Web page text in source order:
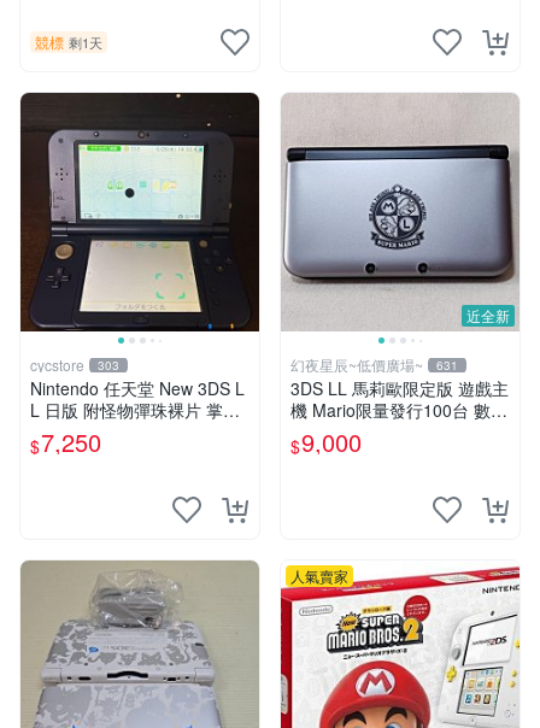
競標 剩1天
cycstore 303
Nintendo 任天堂 New 3DS L
L 日版 附怪物彈珠裸片 掌機
主機 收藏遊戲機
$7,250
近全新
幻夜星辰~低價廣場~ 631
3DS LL 馬莉歐限定版 遊戲主
機 Mario限量發行100台 數量
超稀少 美品 BB0290
$9,000
人氣賣家